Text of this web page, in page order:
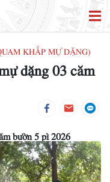
KHẮP MỰ DẶNG)
dặng 03 căm
bườn 5 pì 2026